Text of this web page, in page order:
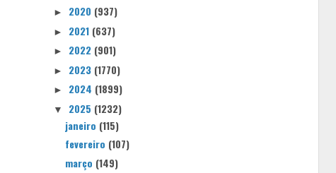
► 2020 (937)
► 2021 (637)
► 2022 (901)
► 2023 (1770)
► 2024 (1899)
▼ 2025 (1232)
janeiro (115)
fevereiro (107)
março (149)